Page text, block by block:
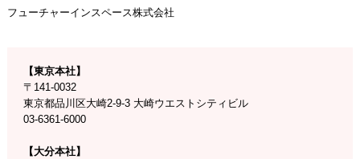
フューチャーインスペース株式会社
【東京本社】
〒141-0032
東京都品川区大崎2-9-3 大崎ウエストシティビル
03-6361-6000
【大分本社】